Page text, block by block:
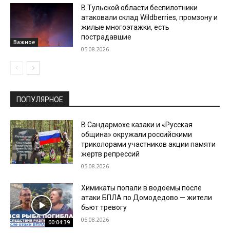
Важное
В Тульской области беспилотники
атаковали склад Wildberries, промзону и
жилые многоэтажки, есть
пострадавшие
05.08.2026
ПОПУЛЯРНОЕ
В Сандармохе казаки и «Русская
община» окружали российскими
триколорами участников акции памяти
жертв репрессий
05.08.2026
00:04:39
Химикаты попали в водоемы после
атаки БПЛА по Домодедово — жители
бьют тревогу
05.08.2026